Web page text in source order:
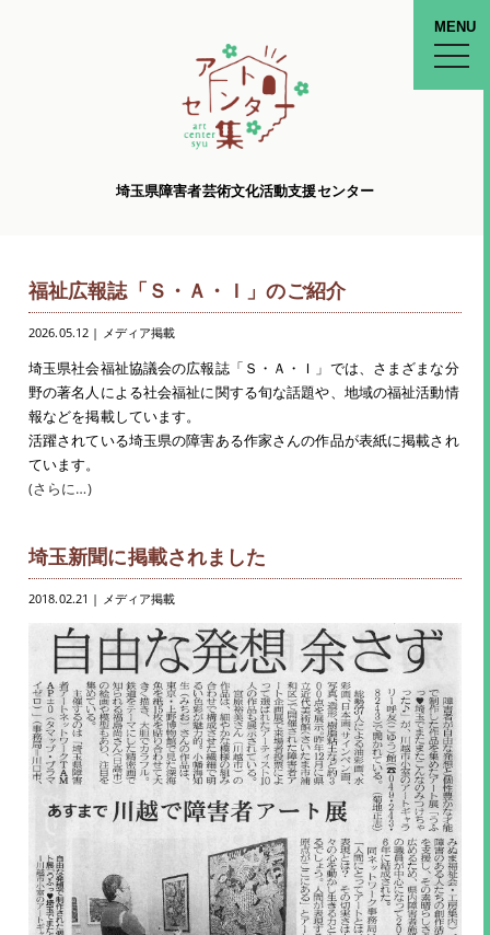
埼玉県障害者芸術文化活動支援センター
MENU
toggle
福祉広報誌「Ｓ・Ａ・Ｉ」のご紹介
2026.05.12 | メディア掲載
埼玉県社会福祉協議会の広報誌「Ｓ・Ａ・Ｉ」では、さまざまな分
野の著名人による社会福祉に関する旬な話題や、地域の福祉活動情
報などを掲載しています。
活躍されている埼玉県の障害ある作家さんの作品が表紙に掲載され
ています。
(さらに…)
埼玉新聞に掲載されました
2018.02.21 | メディア掲載